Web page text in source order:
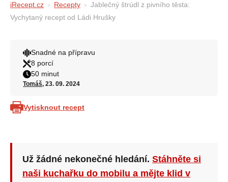
iRecept.cz Recepty
Jablečný štrúdl z pivního těsta:
Vychytaný recept od Ládi Hrušky
Snadné na přípravu
8 porcí
50 minut
Tomáš, 23. 09. 2024
Vytisknout recept
Už žádné nekonečné hledání. Stáhněte si
naši kuchařku do mobilu a mějte klid v